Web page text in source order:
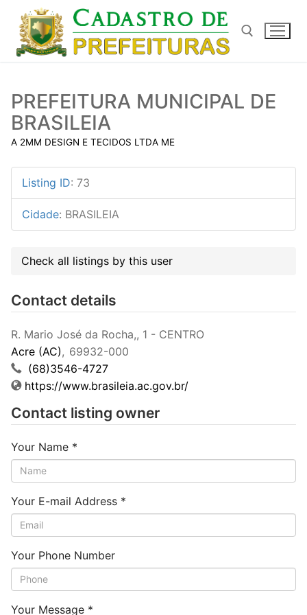
para
conteúdo
PREFEITURA MUNICIPAL DE
BRASILEIA
A 2MM DESIGN E TECIDOS LTDA ME
Listing ID: 73
Cidade: BRASILEIA
Check all listings by this user
Contact details
R. Mario José da Rocha,, 1 - CENTRO
Acre (AC), 69932-000
(68)3546-4727
https://www.brasileia.ac.gov.br/
Contact listing owner
Your Name *
Your E-mail Address *
Your Phone Number
Your Message *